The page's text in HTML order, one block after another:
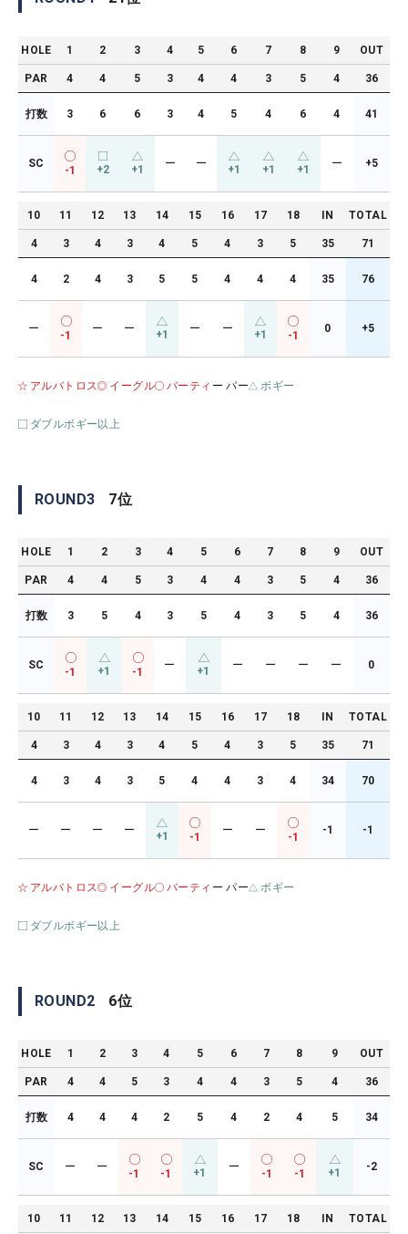
HOLE 1 2 3 4 5 6 7 8 9 OUT
PAR 4 4 5 3 4 4 3 5 4 36
打数 3 6 6 3 4 5 4 6 4 41
SC
-1 +2 +1 ー ー +1 +1 +1 ー +5
10 11 12 13 14 15 16 17 18 IN TOTAL
4 3 4 3 4 5 4 3 5 35 71
4 2 4 3 5 5 4 4 4 35 76
ー
-1
ー ー +1 ー ー +1 -1
0 +5
アルバトロス イーグル バーティ ー パー ボギー
ダブルボギー以上
ROUND3 7位
HOLE 1 2 3 4 5 6 7 8 9 OUT
PAR 4 4 5 3 4 4 3 5 4 36
打数 3 5 4 3 5 4 3 5 4 36
SC
-1 +1 -1
ー +1 ー ー ー ー 0
10 11 12 13 14 15 16 17 18 IN TOTAL
4 3 4 3 4 5 4 3 5 35 71
4 3 4 3 5 4 4 3 4 34 70
ー ー ー ー +1 -1
ー ー
-1
-1 -1
アルバトロス イーグル バーティ ー パー ボギー
ダブルボギー以上
ROUND2 6位
HOLE 1 2 3 4 5 6 7 8 9 OUT
PAR 4 4 5 3 4 4 3 5 4 36
打数 4 4 4 2 5 4 2 4 5 34
SC ー ー
-1 -1 +1 ー
-1 -1 +1 -2
10 11 12 13 14 15 16 17 18 IN TOTAL